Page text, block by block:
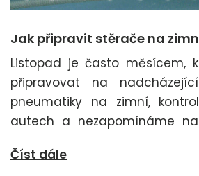
Jak připravit stěrače na
Listopad je často měsícem,
připravovat na
pneumatiky na zimní,
autech a nezapomínáme
vás několik tipů, jak je
Číst dále